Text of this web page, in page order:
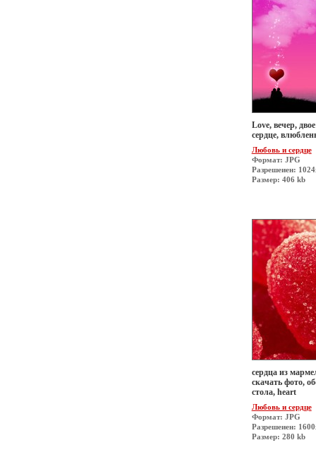
Love, вечер,
сердце,
Любовь и сердце
Формат: JPG
Разрешеиен:
Размер: 406 kb
сердца из
скачать фото,
стола, heart
Любовь и сердце
Формат: JPG
Разрешеиен:
Размер: 280 kb